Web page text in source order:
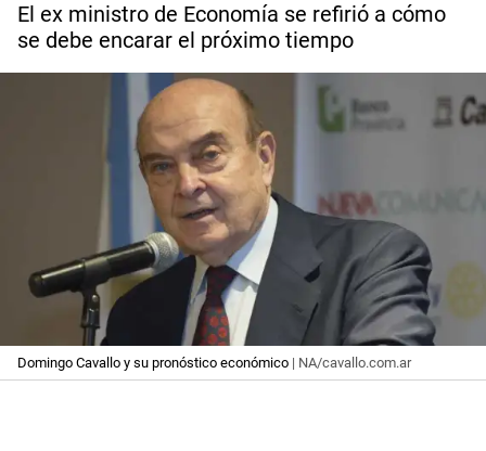
El ex ministro de Economía se refirió a cómo
se debe encarar el próximo tiempo
Domingo Cavallo y su pronóstico económico | NA/cavallo.com.ar